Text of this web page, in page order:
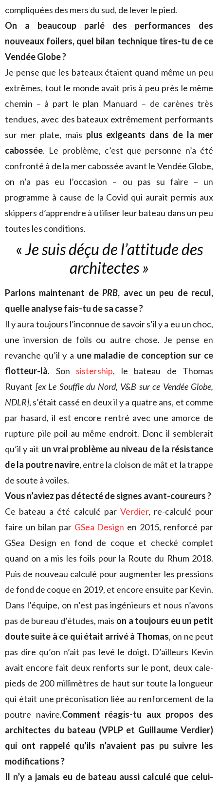
compliquées des mers du sud, de lever le pied.
On a beaucoup parlé des performances des
nouveaux foilers, quel bilan technique tires-tu de ce
Vendée Globe ?
Je pense que les bateaux étaient quand même un peu
extrêmes, tout le monde avait pris à peu près le même
chemin – à part le plan Manuard – de carènes très
tendues, avec des bateaux extrêmement performants
sur mer plate, mais plus exigeants dans de la mer
cabossée. Le problème, c’est que personne n’a été
confronté à de la mer cabossée avant le Vendée Globe,
on n’a pas eu l’occasion – ou pas su faire – un
programme à cause de la Covid qui aurait permis aux
skippers d’apprendre à utiliser leur bateau dans un peu
toutes les conditions.
« Je suis déçude l’attitude des
architectes »
Parlons maintenant dePRB, avec un peu de recul,
quelle analyse fais-tu de sa casse ?
Il y aura toujours l’inconnue de savoir s’il y a eu un choc,
une inversion de foils ou autre chose. Je pense en
revanche qu’il y a une maladie de conception sur ce
flotteur-là. Son sistership, le bateau de Thomas
Ruyant [ex Le Souffle du Nord, V&B sur ce Vendée Globe,
NDLR], s’était cassé en deux il y a quatre ans, et comme
par hasard, il est encore rentré avec une amorce de
rupture pile poil au même endroit. Donc il semblerait
qu’il y ait un vrai problème au niveau de la résistance
de la poutre navire, entre la cloison de mât et la trappe
de soute à voiles.
Vous n’aviez pas détecté de signes avant-coureurs ?
Ce bateau a été calculé par Verdier, re-calculé pour
faire un bilan par GSea Design en 2015, renforcé par
GSea Design en fond de coque et checké complet
quand on a mis les foils pour la Route du Rhum 2018.
Puis de nouveau calculé pour augmenter les pressions
de fond de coque en 2019, et encore ensuite par Kevin.
Dans l’équipe, on n’est pas ingénieurs et nous n’avons
pas de bureau d’études, mais on a toujours eu un petit
doute suite à ce qui était arrivé à Thomas, on ne peut
pas dire qu’on n’ait pas levé le doigt. D’ailleurs Kevin
avait encore fait deux renforts sur le pont, deux cale-
pieds de 200 millimètres de haut sur toute la longueur
qui était une préconisation liée au renforcement de la
poutre navire.Comment réagis-tu aux propos des
architectes du bateau (VPLP et Guillaume Verdier)
qui ont rappelé qu’ils n’avaient pas pu suivre les
modifications ?
Il n’y a jamais eu de bateau aussi calculé que celui-